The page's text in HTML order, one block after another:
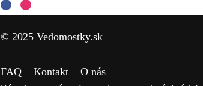
© 2025 Vedomostky.sk
FAQ Kontakt
O nás